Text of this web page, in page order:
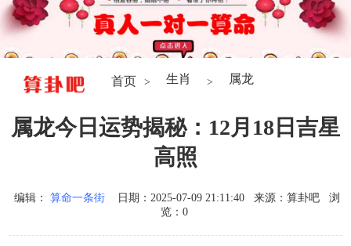
首页 > 生肖 > 属龙
属龙今日运势揭秘：12月18日吉星
高照
编辑： 算命一条街 日期：2025-07-09 21:11:40 来源：算卦吧
浏
览：0